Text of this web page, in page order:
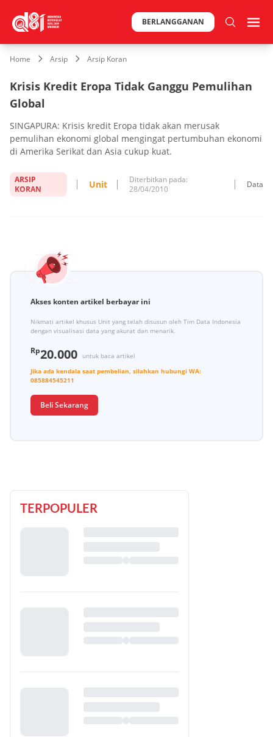
BERLANGGANAN
Home Arsip Arsip Koran
Krisis Kredit Eropa Tidak Ganggu Pemulihan
Global
SINGAPURA: Krisis kredit Eropa tidak akan merusak
pemulihan ekonomi global mengingat pertumbuhan ekonomi
di Amerika Serikat dan Asia cukup kuat.
ARSIP
KORAN
Unit
Diterbitkan pada:
28/04/2010
Data
Akses konten artikel berbayar ini
Nikmati artikel khusus Unit yang telah disusun oleh Tim Data Indonesia
dengan visualisasi data yang akurat dan menarik.
Rp20.000
untuk baca artikel
Jika ada kendala saat pembelian, silahkan hubungi WA:
085884545211
Beli Sekarang
TERPOPULER